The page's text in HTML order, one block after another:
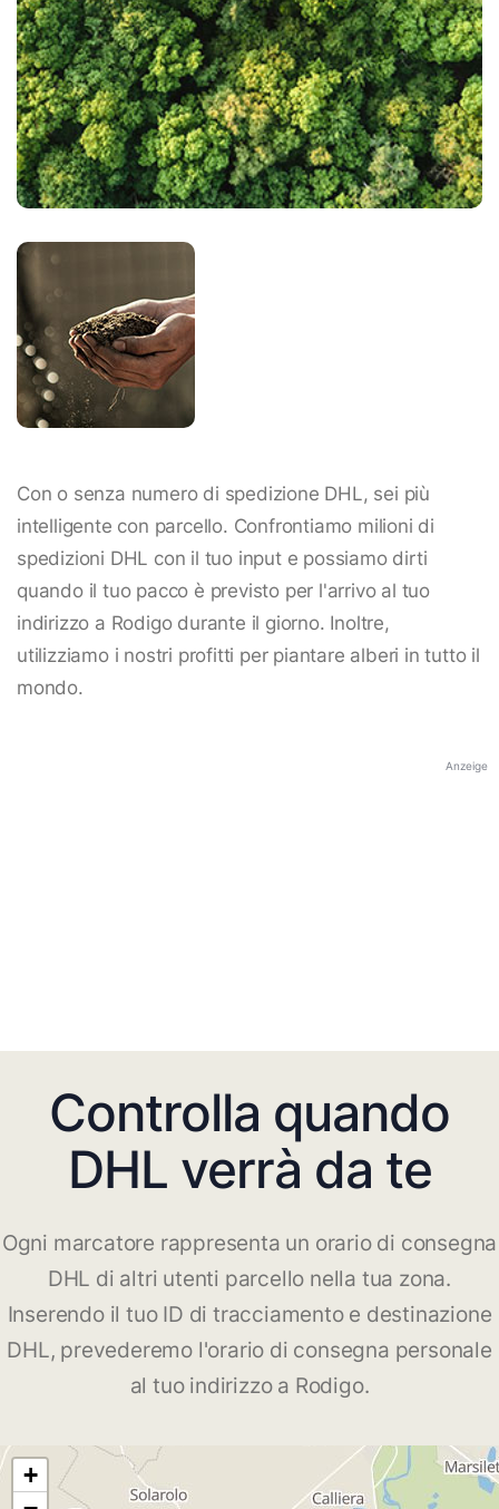
Con o senza numero di spedizione DHL, sei più
intelligente con parcello. Confrontiamo milioni di
spedizioni DHL con il tuo input e possiamo dirti
quando il tuo pacco è previsto per l'arrivo al tuo
indirizzo a Rodigo durante il giorno. Inoltre,
utilizziamo i nostri profitti per piantare alberi in tutto il
mondo.
Anzeige
Controlla quando
DHL verrà da te
Ogni marcatore rappresenta un orario di consegna
DHL di altri utenti parcello nella tua zona.
Inserendo il tuo ID di tracciamento e destinazione
DHL, prevederemo l'orario di consegna personale
al tuo indirizzo a Rodigo.
+